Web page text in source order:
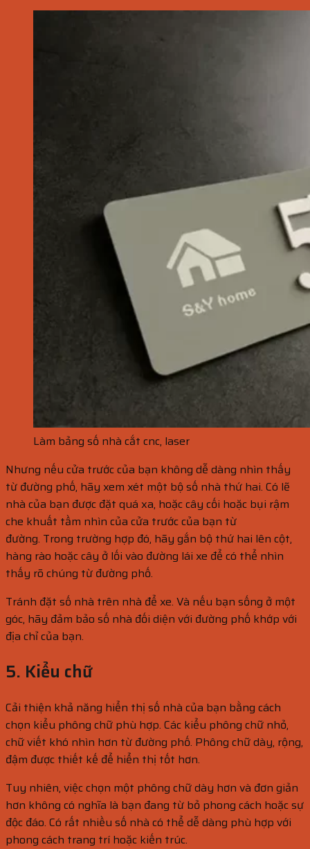
Làm bảng số nhà cắt cnc, laser
Nhưng nếu cửa trước của bạn không dễ dàng nhìn thấy
từ đường phố, hãy xem xét một bộ số nhà thứ hai. Có lẽ
nhà của bạn được đặt quá xa, hoặc cây cối hoặc bụi rậm
che khuất tầm nhìn của cửa trước của bạn từ
đường. Trong trường hợp đó, hãy gắn bộ thứ hai lên cột,
hàng rào hoặc cây ở lối vào đường lái xe để có thể nhìn
thấy rõ chúng từ đường phố.
Tránh đặt số nhà trên nhà để xe. Và nếu bạn sống ở một
góc, hãy đảm bảo số nhà đối diện với đường phố khớp với
địa chỉ của bạn.
5. Kiểu chữ
Cải thiện khả năng hiển thị số nhà của bạn bằng cách
chọn kiểu phông chữ phù hợp. Các kiểu phông chữ nhỏ,
chữ viết khó nhìn hơn từ đường phố. Phông chữ dày, rộng,
đậm được thiết kế để hiển thị tốt hơn.
Tuy nhiên, việc chọn một phông chữ dày hơn và đơn giản
hơn không có nghĩa là bạn đang từ bỏ phong cách hoặc sự
độc đáo. Có rất nhiều số nhà có thể dễ dàng phù hợp với
phong cách trang trí hoặc kiến ​​trúc.